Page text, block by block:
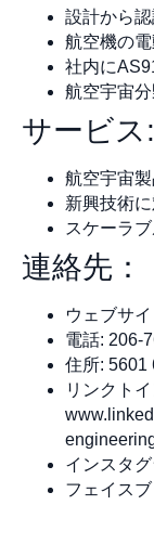
設計から
航空機の
社内に
航空宇宙分
サービス:
航空宇宙製
新興技術
スケーラ
連絡先：
ウェブサ
電話: 206-
住所: 5601
リンクト
インスタ
フェイス